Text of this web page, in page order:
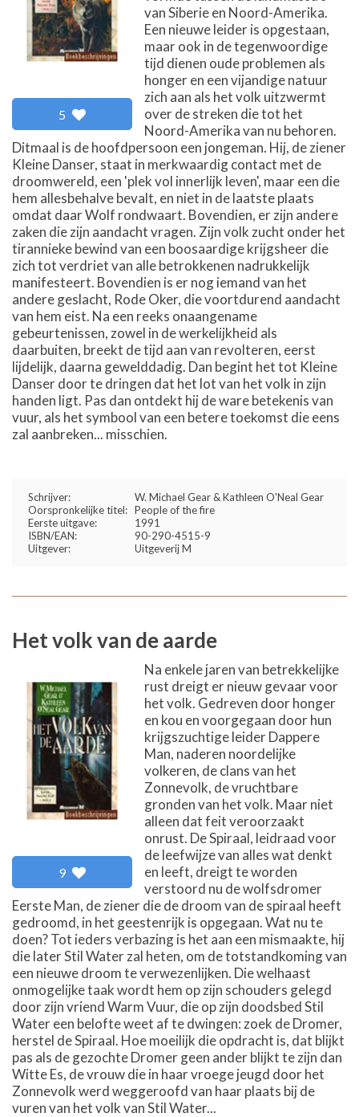
5
van Siberie en Noord-Amerika.
Een nieuwe leider is opgestaan,
maar ook in de tegenwoordige
tijd dienen oude problemen als
honger en een vijandige natuur
zich aan als het volk uitzwermt
over de streken die tot het
Noord-Amerika van nu behoren.
Ditmaal is de hoofdpersoon een jongeman. Hij, de ziener
Kleine Danser, staat in merkwaardig contact met de
droomwereld, een 'plek vol innerlijk leven', maar een die
hem allesbehalve bevalt, en niet in de laatste plaats
omdat daar Wolf rondwaart. Bovendien, er zijn andere
zaken die zijn aandacht vragen. Zijn volk zucht onder het
tirannieke bewind van een boosaardige krijgsheer die
zich tot verdriet van alle betrokkenen nadrukkelijk
manifesteert. Bovendien is er nog iemand van het
andere geslacht, Rode Oker, die voortdurend aandacht
van hem eist. Na een reeks onaangename
gebeurtenissen, zowel in de werkelijkheid als
daarbuiten, breekt de tijd aan van revolteren, eerst
lijdelijk, daarna gewelddadig. Dan begint het tot Kleine
Danser door te dringen dat het lot van het volk in zijn
handen ligt. Pas dan ontdekt hij de ware betekenis van
vuur, als het symbool van een betere toekomst die eens
zal aanbreken... misschien.
Schrijver:
W. Michael Gear & Kathleen O'Neal Gear
Oorspronkelijke titel: People of the fire
Eerste uitgave:
1991
ISBN/EAN:
90-290-4515-9
Uitgever:
Uitgeverij M
Het volk van de aarde
9
Na enkele jaren van betrekkelijke
rust dreigt er nieuw gevaar voor
het volk. Gedreven door honger
en kou en voorgegaan door hun
krijgszuchtige leider Dappere
Man, naderen noordelijke
volkeren, de clans van het
Zonnevolk, de vruchtbare
gronden van het volk. Maar niet
alleen dat feit veroorzaakt
onrust. De Spiraal, leidraad voor
de leefwijze van alles wat denkt
en leeft, dreigt te worden
verstoord nu de wolfsdromer
Eerste Man, de ziener die de droom van de spiraal heeft
gedroomd, in het geestenrijk is opgegaan. Wat nu te
doen? Tot ieders verbazing is het aan een mismaakte, hij
die later Stil Water zal heten, om de totstandkoming van
een nieuwe droom te verwezenlijken. Die welhaast
onmogelijke taak wordt hem op zijn schouders gelegd
door zijn vriend Warm Vuur, die op zijn doodsbed Stil
Water een belofte weet af te dwingen: zoek de Dromer,
herstel de Spiraal. Hoe moeilijk die opdracht is, dat blijkt
pas als de gezochte Dromer geen ander blijkt te zijn dan
Witte Es, de vrouw die in haar vroege jeugd door het
Zonnevolk werd weggeroofd van haar plaats bij de
vuren van het volk van Stil Water...